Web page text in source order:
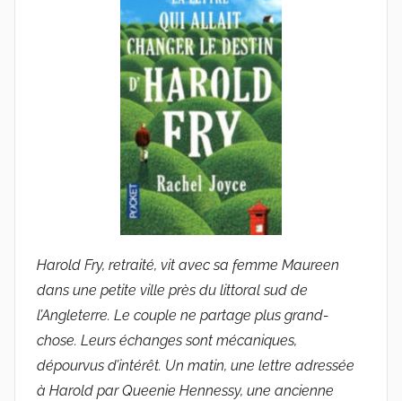
u
d
e
G
r
e
s
m
a
Harold Fry, retraité, vit avec sa femme Maureen
dans une petite ville près du littoral sud de
l’Angleterre. Le couple ne partage plus grand-
chose. Leurs échanges sont mécaniques,
dépourvus d’intérêt. Un matin, une lettre adressée
à Harold par Queenie Hennessy, une ancienne